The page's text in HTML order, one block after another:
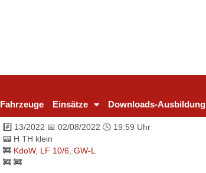
Fahrzeuge Einsätze Downloads-Ausbildung
#️⃣ 13/2022 📅 02/08/2022 🕓 19:59 Uhr
📟 H TH klein
🚒 KdoW, LF 10/6, GW-L
🚒 🚒